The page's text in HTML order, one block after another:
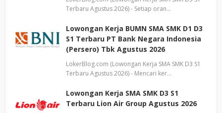
Terbaru Agustus 2026) - Setiap oran…
Lowongan Kerja BUMN SMA SMK D1 D3
S1 Terbaru PT Bank Negara Indonesia
(Persero) Tbk Agustus 2026
LokerBlog.com (Lowongan Kerja SMA SMK D3 S1
Terbaru Agustus 2026) - Mencari ker…
Lowongan Kerja SMA SMK D3 S1
Terbaru Lion Air Group Agustus 2026